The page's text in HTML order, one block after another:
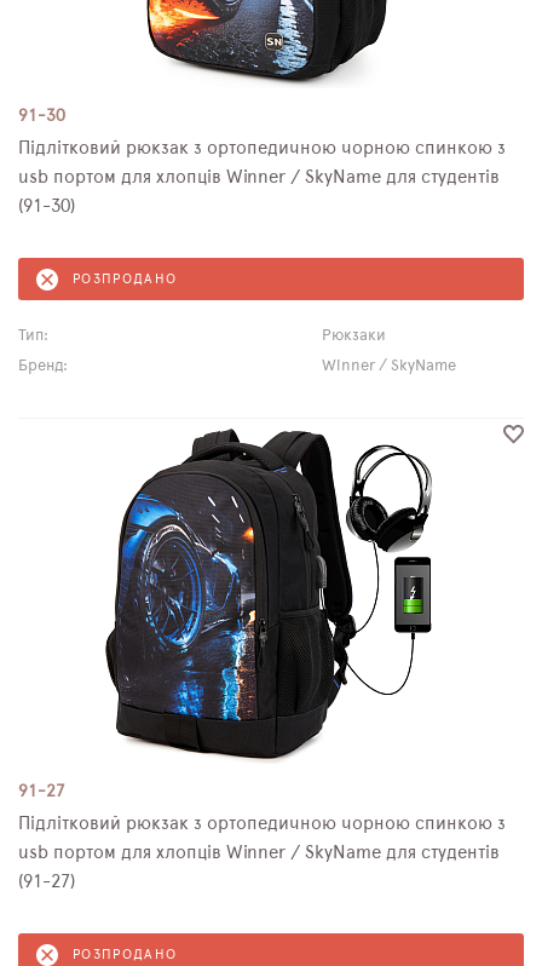
91-30
Підлітковий рюкзак з ортопедичною чорною спинкою з
usb портом для хлопців Winner / SkyName для студентів
(91-30)
РОЗПРОДАНО
Тип:
Рюкзаки
Бренд:
Winner / SkyName
91-27
Підлітковий рюкзак з ортопедичною чорною спинкою з
usb портом для хлопців Winner / SkyName для студентів
(91-27)
РОЗПРОДАНО